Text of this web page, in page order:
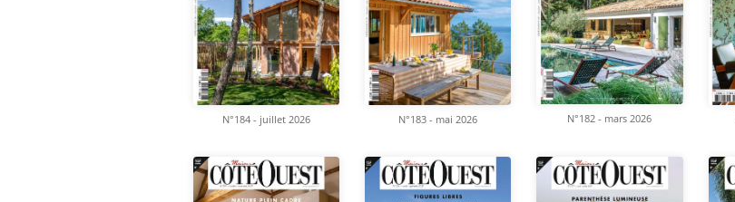
N°184 - juillet 2026 N°183 - mai 2026 N°182 - mars 2026